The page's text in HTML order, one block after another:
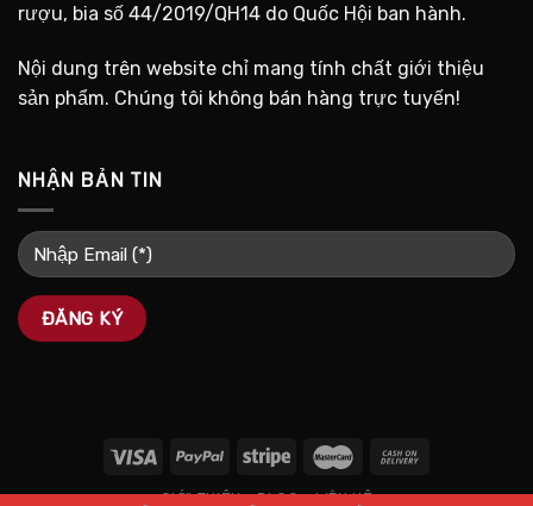
rượu, bia số 44/2019/QH14 do Quốc Hội ban hành.
Nội dung trên website chỉ mang tính chất giới thiệu
sản phẩm. Chúng tôi không bán hàng trực tuyến!
NHẬN BẢN TIN
GIỚI THIỆU BLOG LIÊN HỆ